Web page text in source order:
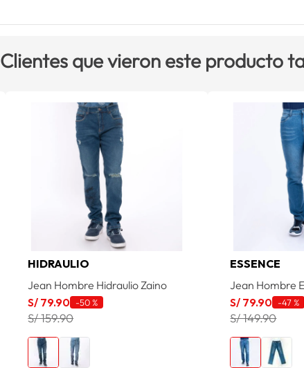
Clientes que vieron este producto
HIDRAULIO
Jean Hombre Hidraulio Zaino
S/ 79.90 -50 %
S/ 159.90
ESSENCE
Jean Hombre
S/ 79.90 -47 %
S/ 149.90